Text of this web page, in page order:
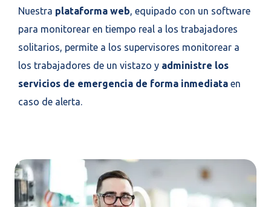
Nuestra plataforma web , equipado con un software
para monitorear en tiempo real a los trabajadores
solitarios, permite a los supervisores monitorear a
los trabajadores de un vistazo y administre los
servicios de emergencia de forma inmediata en
caso de alerta.